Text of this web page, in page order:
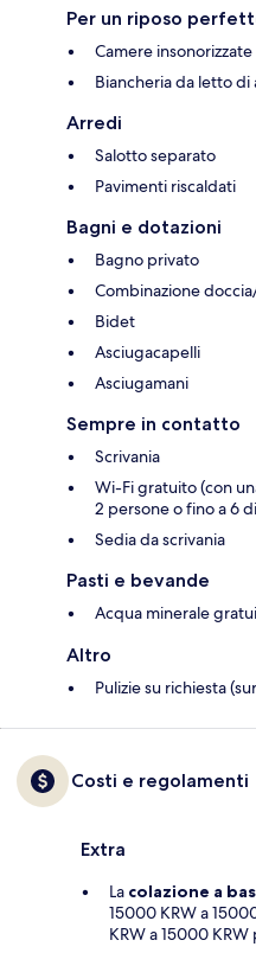
Per un riposo
Camere insonorizzate
Biancheria da letto di
Arredi
Salotto separato
Pavimenti riscaldati
Bagni e dotazioni
Bagno privato
Combinazione
Bidet
Asciugacapelli
Asciugamani
Sempre in contatto
Scrivania
Wi-Fi gratuito (con
2 persone o fino a 6
Sedia da scrivania
Pasti e bevande
Acqua minerale
Altro
Pulizie su richiesta
Costi e regolamenti
Extra
La colazione a
15000 KRW a
KRW a 15000